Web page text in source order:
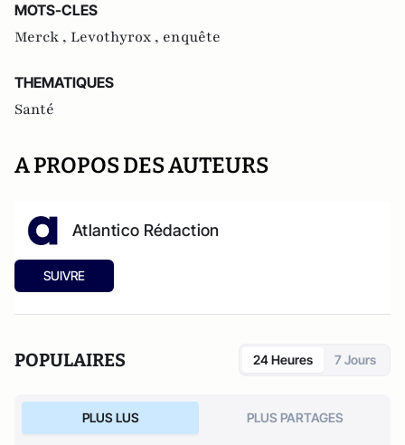
MOTS-CLES
Merck , Levothyrox , enquête
THEMATIQUES
Santé
A PROPOS DES AUTEURS
Atlantico Rédaction
SUIVRE
POPULAIRES 24 Heures 7 Jours
PLUS LUS PLUS PARTAGES